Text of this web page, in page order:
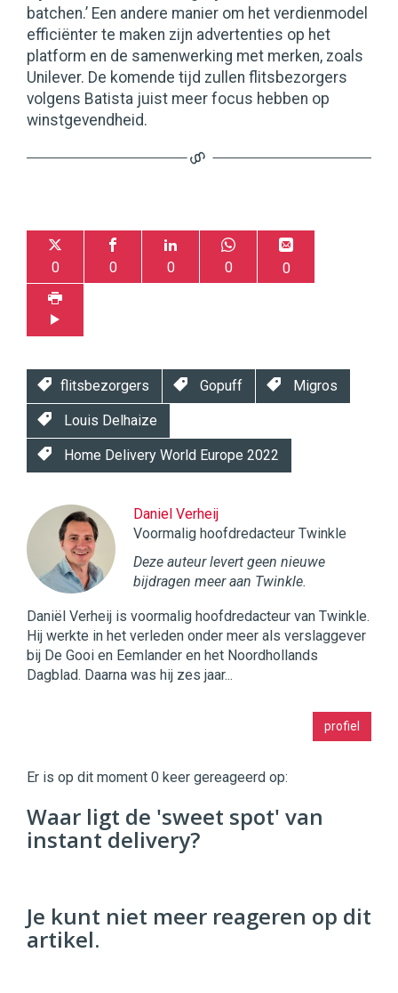
batchen.’ Een andere manier om het verdienmodel
efficiënter te maken zijn advertenties op het
platform en de samenwerking met merken, zoals
Unilever. De komende tijd zullen flitsbezorgers
volgens Batista juist meer focus hebben op
winstgevendheid.
0 0 0 0 0
flitsbezorgers Gopuff Migros
Louis Delhaize
Home Delivery World Europe 2022
Daniel Verheij
Voormalig hoofdredacteur Twinkle
Deze auteur levert geen nieuwe
bijdragen meer aan Twinkle.
Daniël Verheij is voormalig hoofdredacteur van Twinkle.
Hij werkte in het verleden onder meer als verslaggever
bij De Gooi en Eemlander en het Noordhollands
Dagblad. Daarna was hij zes jaar...
profiel
Commerce https://twinklemagazine.nl
9654
Er is op dit moment 0 keer gereageerd op:
Waar ligt de 'sweet spot' van
instant delivery?
Je kunt niet meer reageren op dit
artikel.